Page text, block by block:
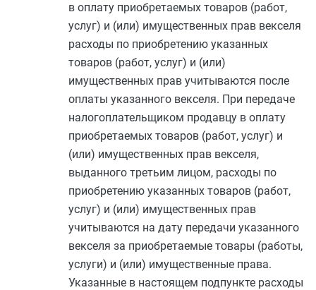
в оплату приобретаемых товаров (работ,
услуг) и (или) имущественных прав векселя
расходы по приобретению указанных
товаров (работ, услуг) и (или)
имущественных прав учитываются после
оплаты указанного векселя. При передаче
налогоплательщиком продавцу в оплату
приобретаемых товаров (работ, услуг) и
(или) имущественных прав векселя,
выданного третьим лицом, расходы по
приобретению указанных товаров (работ,
услуг) и (или) имущественных прав
учитываются на дату передачи указанного
векселя за приобретаемые товары (работы,
услуги) и (или) имущественные права.
Указанные в настоящем подпункте расходы